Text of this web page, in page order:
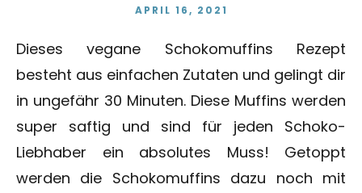
APRIL 16, 2021
Dieses vegane Schokomuffins Rezept
besteht aus einfachen Zutaten und gelingt dir
in ungefähr 30 Minuten. Diese Muffins werden
super saftig und sind für jeden Schoko-
Liebhaber ein absolutes Muss! Getoppt
werden die Schokomuffins dazu noch mit